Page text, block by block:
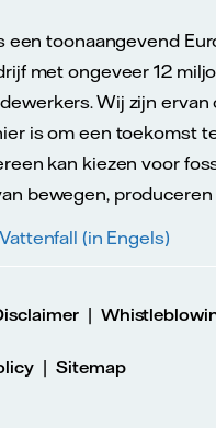
een toonaangevend
met ongeveer 12
Wij zijn
is om een toekomst
kan kiezen voor
bewegen,
(in Engels)
|
| Sitemap